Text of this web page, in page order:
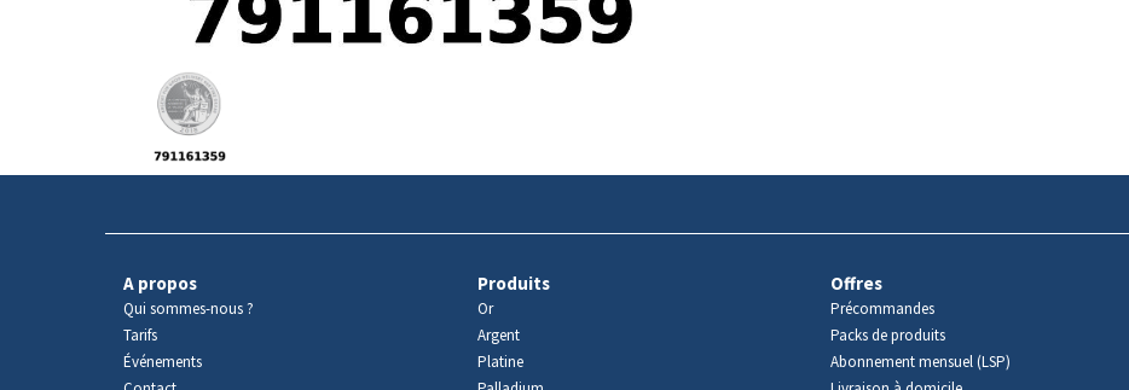
produit
A propos
Qui sommes-nous ?
Tarifs
Événements
Produits
Or
Argent
Platine
Offres
Précommandes
Packs de produits
Abonnement mensuel (LSP)